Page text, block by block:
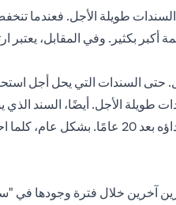
طويلة الأجل. فعندما
بكثير. وفي المقابل، يعتبر
طويلة الأجل. أيضًا، السند
واحدة يكون أكثر قابلية للتنبؤ به وأقل خطورة من السند الذي
آخرين خلال فترة وجودها في